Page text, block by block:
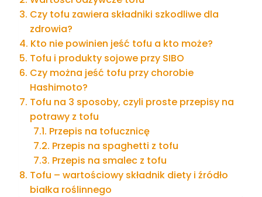
Czy tofu zawiera składniki szkodliwe dla
zdrowia?
Kto nie powinien jeść tofu a kto może?
Tofu i produkty sojowe przy SIBO
Czy można jeść tofu przy chorobie
Hashimoto?
Tofu na 3 sposoby, czyli proste przepisy na
potrawy z tofu
Przepis na tofucznicę
Przepis na spaghetti z tofu
Przepis na smalec z tofu
Tofu – wartościowy składnik diety i źródło
białka roślinnego